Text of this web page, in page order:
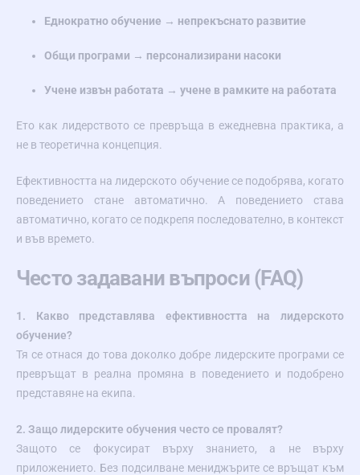
Еднократно обучение → непрекъснато развитие
Общи програми → персонализирани насоки
Учене извън работата → учене в рамките на работата
Ето как лидерството се превръща в ежедневна практика, а
не в теоретична концепция.
Ефективността на лидерското обучение се подобрява, когато
поведението стане автоматично. А поведението става
автоматично, когато се подкрепя последователно, в контекст
и във времето.
Често задавани въпроси (FAQ)
1. Какво представлява ефективността на лидерското
обучение?
Тя се отнася до това доколко добре лидерските програми се
превръщат в реална промяна в поведението и подобрено
представяне на екипа.
2. Защо лидерските обучения често се провалят?
Защото се фокусират върху знанието, а не върху
приложението. Без подсилване мениджърите се връщат към